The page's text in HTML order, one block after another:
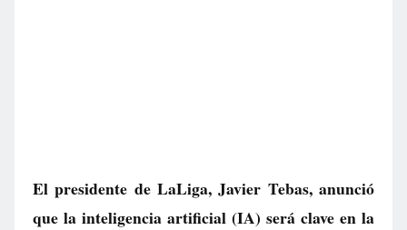
El presidente de LaLiga, Javier Tebas, anunció
que la inteligencia artificial (IA) será clave en la